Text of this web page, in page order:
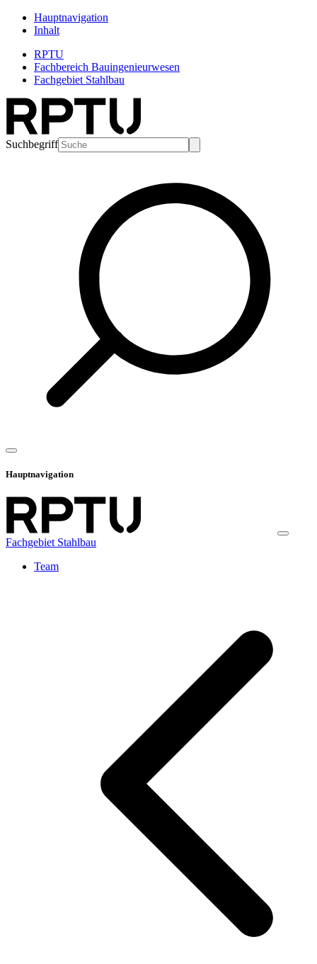
Hauptnavigation
Inhalt
RPTU
Fachbereich Bauingenieurwesen
Fachgebiet Stahlbau
Suchbegriff
Hauptnavigation
Fachgebiet Stahlbau
Team